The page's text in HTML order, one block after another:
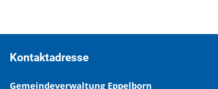
Kontaktadresse
Gemeindeverwaltung Eppelborn